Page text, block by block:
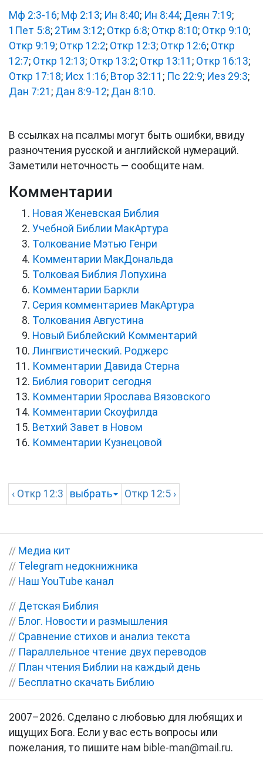
Мф 2:3-16; Мф 2:13; Ин 8:40; Ин 8:44; Деян 7:19;
1Пет 5:8; 2Тим 3:12; Откр 6:8; Откр 8:10; Откр 9:10;
Откр 9:19; Откр 12:2; Откр 12:3; Откр 12:6; Откр
12:7; Откр 12:13; Откр 13:2; Откр 13:11 ; Откр 16:13;
Откр 17:18; Исх 1:16; Втор 32:11 ; Пс 22:9; Иез 29:3;
Дан 7:21 ; Дан 8:9-12; Дан 8:10.
В ссылках на псалмы могут быть ошибки, ввиду
разночтения русской и английской нумераций.
Заметили неточность — сообщите нам.
Комментарии
Новая Женевская Библия
Учебной Библии МакАртура
Толкование Мэтью Генри
Комментарии МакДональда
Толковая Библия Лопухина
Комментарии Баркли
Серия комментариев МакАртура
Толкования Августина
Новый Библейский Комментарий
Лингвистический. Роджерс
Комментарии Давида Стерна
Библия говорит сегодня
Комментарии Ярослава Вязовского
Комментарии Скоуфилда
Ветхий Завет в Новом
Комментарии Кузнецовой
‹ Откр 12:3 выбрать Откр 12:5 ›
// Медиа кит
// Telegram недокнижника
// Наш YouTube канал
// Детская Библия
// Блог. Новости и размышления
// Сравнение стихов и анализ текста
// Параллельное чтение двух переводов
// План чтения Библии на каждый день
// Бесплатно скачать Библию
2007–2026. Сделано с любовью для любящих и
ищущих Бога. Если у вас есть вопросы или
пожелания, то пишите нам bible-man@mail.ru.